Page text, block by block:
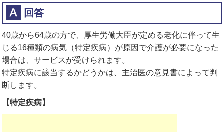
回答
40歳から64歳の方で、厚生労働大臣が定める老化に伴って生
じる16種類の病気（特定疾病）が原因で介護が必要になった
場合は、サービスが受けられます。
特定疾病に該当するかどうかは、主治医の意見書によって判
断します。
【特定疾病】